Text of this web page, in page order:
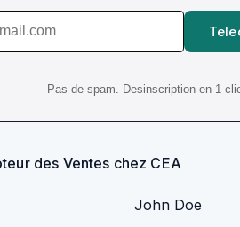
Pas de spam. Desinscription en 1
des Ventes chez CEA
John Doe